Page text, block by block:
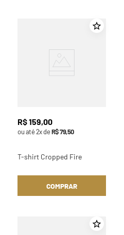
R$159,00
ou até2x deR$79,50
T-shirt Cropped Fire
COMPRAR